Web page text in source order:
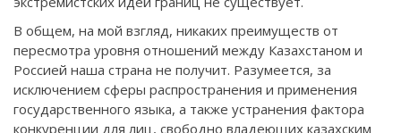
В общем, на мой взгляд, никаких преимуществ от
пересмотра уровня отношений между Казахстаном и
Россией наша страна не получит. Разумеется, за
исключением сферы распространения и применения
государственного языка, а также устранения фактора
конкуренции для лиц, свободно владеющих казахским